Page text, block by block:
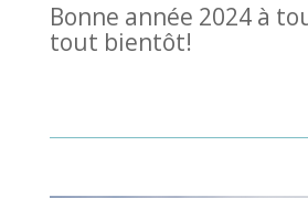
Bonne année 2024 à
tout bientôt!